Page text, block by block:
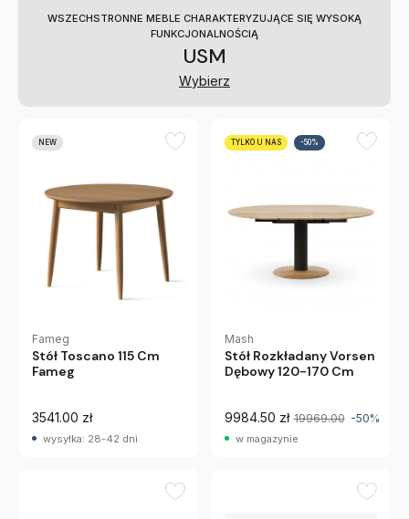
WSZECHSTRONNE MEBLE CHARAKTERYZUJĄCE SIĘ WYSOKĄ
FUNKCJONALNOŚCIĄ
USM
Wybierz
NEW
Fameg
Stół Toscano 115 Cm
Fameg
3541.00 zł
wysyłka: 28-42 dni
TYLKO U NAS -50%
Mash
Stół Rozkładany Vorsen
Dębowy 120-170 Cm
9984.50 zł 19969.00 -50%
w magazynie